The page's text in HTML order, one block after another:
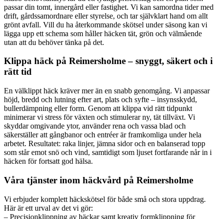
passar din tomt, innergård eller fastighet. Vi kan samordna tider med
drift, gårdssamordnare eller styrelse, och tar självklart hand om allt
grönt avfall. Vill du ha återkommande skötsel under säsong kan vi
lägga upp ett schema som håller häcken tät, grön och välmående
utan att du behöver tänka på det.
Klippa häck på Reimersholme – snyggt, säkert och i
rätt tid
En välklippt häck kräver mer än en snabb genomgång. Vi anpassar
höjd, bredd och lutning efter art, plats och syfte – insynsskydd,
bullerdämpning eller form. Genom att klippa vid rätt tidpunkt
minimerar vi stress för växten och stimulerar ny, tät tillväxt. Vi
skyddar omgivande ytor, använder rena och vassa blad och
säkerställer att gångbanor och entréer är framkomliga under hela
arbetet. Resultatet: raka linjer, jämna sidor och en balanserad topp
som står emot snö och vind, samtidigt som ljuset fortfarande når in i
häcken för fortsatt god hälsa.
Våra tjänster inom häckvård på Reimersholme
Vi erbjuder komplett häckskötsel för både små och stora uppdrag.
Här är ett urval av det vi gör:
– Precisionklippning av häckar samt kreativ formklippning för